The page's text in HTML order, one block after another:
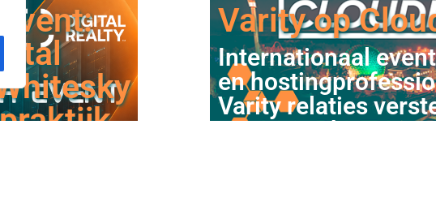
Varity op
Internationaal
en
Varity relaties
samenwerkingen